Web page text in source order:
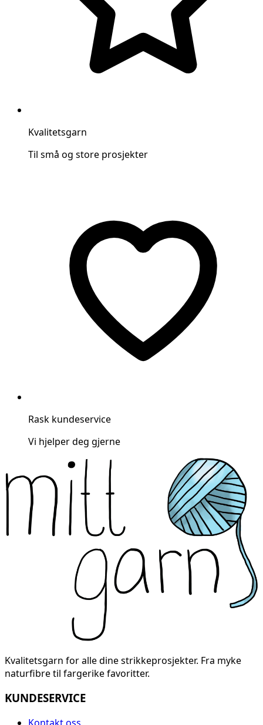
Kvalitetsgarn
Til små og store prosjekter
Rask kundeservice
Vi hjelper deg gjerne
Kvalitetsgarn for alle dine strikkeprosjekter. Fra myke
naturfibre til fargerike favoritter.
KUNDESERVICE